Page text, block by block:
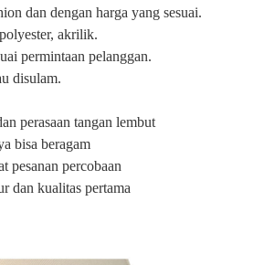
dan dengan harga yang sesuai.
akrilik.
permintaan pelanggan.
disulam.
perasaan tangan lembut
bisa beragam
pesanan percobaan
​​dan kualitas pertama